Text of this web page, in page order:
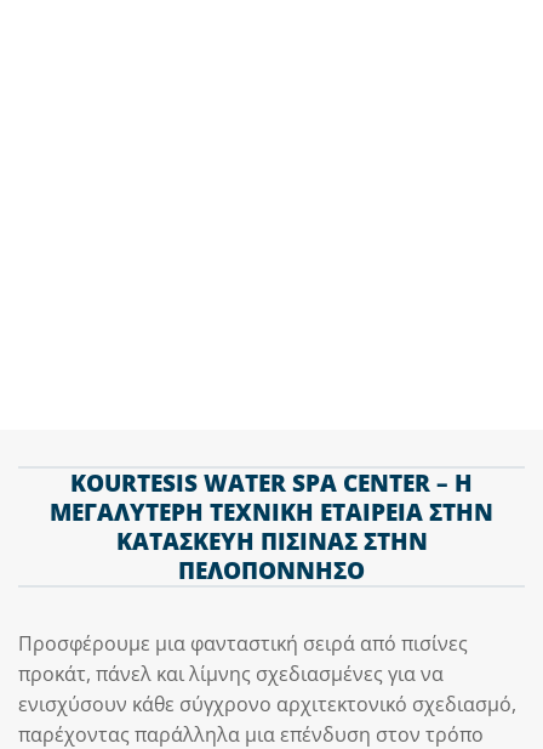
KOURTESIS WATER SPA CENTER – Η
ΜΕΓΑΛΥΤΕΡΗ ΤΕΧΝΙΚΗ ΕΤΑΙΡΕΙΑ ΣΤΗΝ
ΚΑΤΑΣΚΕΥΗ ΠΙΣΙΝΑΣ ΣΤΗΝ
ΠΕΛΟΠΟΝΝΗΣΟ
Προσφέρουμε μια φανταστική σειρά από πισίνες
προκάτ, πάνελ και λίμνης σχεδιασμένες για να
ενισχύσουν κάθε σύγχρονο αρχιτεκτονικό σχεδιασμό,
παρέχοντας παράλληλα μια επένδυση στον τρόπο